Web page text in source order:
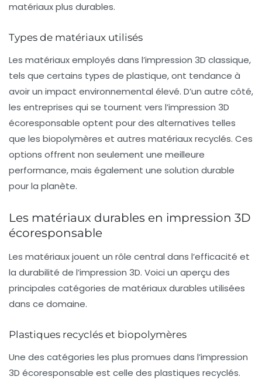
matériaux plus durables.
Types de matériaux utilisés
Les matériaux employés dans l’impression 3D classique,
tels que certains types de plastique, ont tendance à
avoir un impact environnemental élevé. D’un autre côté,
les entreprises qui se tournent vers l’impression 3D
écoresponsable optent pour des alternatives telles
que les biopolymères et autres matériaux recyclés. Ces
options offrent non seulement une meilleure
performance, mais également une solution durable
pour la planète.
Les matériaux durables en impression 3D
écoresponsable
Les matériaux jouent un rôle central dans l’efficacité et
la durabilité de l’impression 3D. Voici un aperçu des
principales catégories de matériaux durables utilisées
dans ce domaine.
Plastiques recyclés et biopolymères
Une des catégories les plus promues dans l’impression
3D écoresponsable est celle des plastiques recyclés.